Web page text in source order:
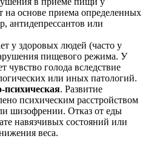
на основе приема определенных
антидепрессантов или
у здоровых людей (часто у
пищевого режима. У
чувство голода вследствие
или иных патологий.
психическая. Развитие
психическим расстройством
шизофрении. Отказ от еды
навязчивых состояний или
веса.